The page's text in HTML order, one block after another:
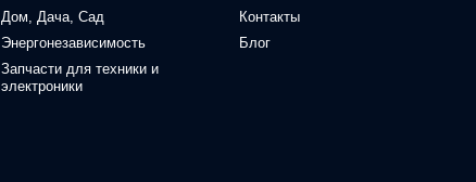
Дом, Дача, Сад
Энергонезависимость
Запчасти для техники и
электроники
Контакты
Блог